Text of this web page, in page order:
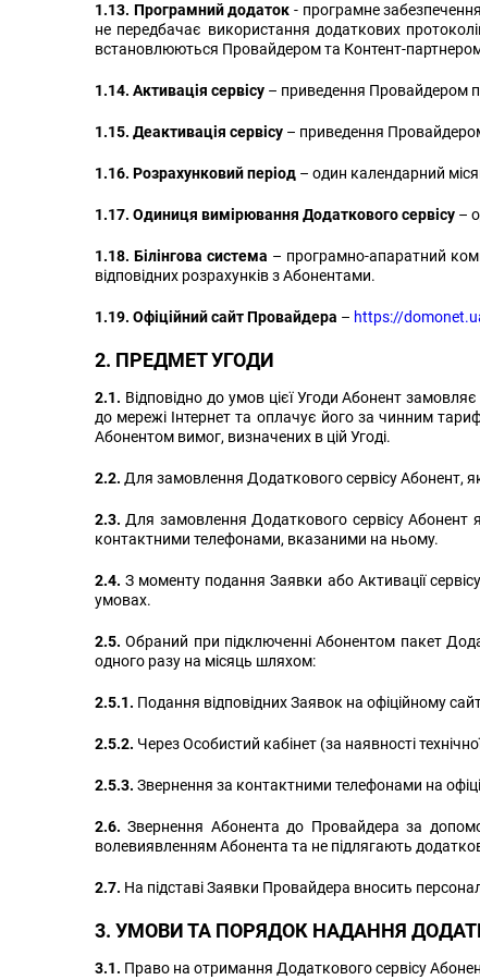
1.13. Програмний додаток - програмне
не передбачає використання додаткових
встановлюються Провайдером та Контент-
1.14. Активація сервісу – приведення Провайдером
1.15. Деактивація сервісу – приведення
1.16. Розрахунковий період – один календарний
1.17. Одиниця вимірювання Додаткового сервісу –
1.18. Білінгова система – програмно-апаратний
відповідних розрахунків з Абонентами.
1.19. Офіційний сайт Провайдера – https://
2. ПРЕДМЕТ УГОДИ
2.1. Відповідно до умов цієї Угоди Абонент
до мережі Інтернет та оплачує його за чинним
Абонентом вимог, визначених в цій Угоді.
2.2. Для замовлення Додаткового сервісу Абонент,
2.3. Для замовлення Додаткового сервісу Абонент
контактними телефонами, вказаними на ньому.
2.4. З моменту подання Заявки або Активації
умовах.
2.5. Обраний при підключенні Абонентом пакет
одного разу на місяць шляхом:
2.5.1. Подання відповідних Заявок на офіційному
2.5.2. Через Особистий кабінет (за наявності
2.5.3. Звернення за контактними телефонами на
2.6. Звернення Абонента до Провайдера за
волевиявленням Абонента та не підлягають
2.7. На підставі Заявки Провайдера вносить
3. УМОВИ ТА ПОРЯДОК НАДАННЯ
3.1. Право на отримання Додаткового сервісу